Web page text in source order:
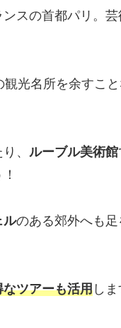
スの首都パリ。
光名所を余すこ
、 ルーブル美術館
ルのある郊外へも
なツアーも活用 し